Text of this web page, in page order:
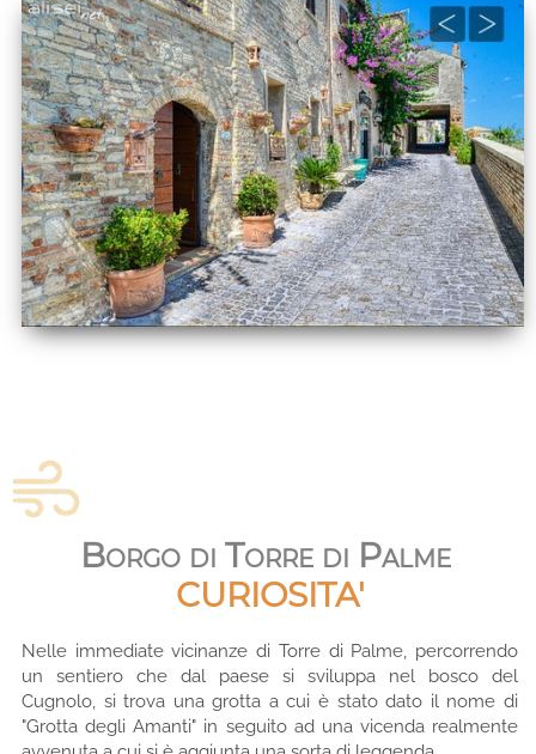
Borgo di Torre di Palme
CURIOSITA'
Nelle immediate vicinanze di Torre di Palme, percorrendo
un sentiero che dal paese si sviluppa nel bosco del
Cugnolo, si trova una grotta a cui è stato dato il nome di
"Grotta degli Amanti" in seguito ad una vicenda realmente